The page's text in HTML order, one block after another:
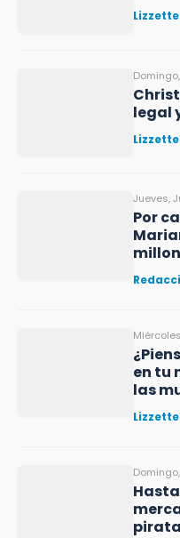
legal
Jueves,
Por
en tu
las